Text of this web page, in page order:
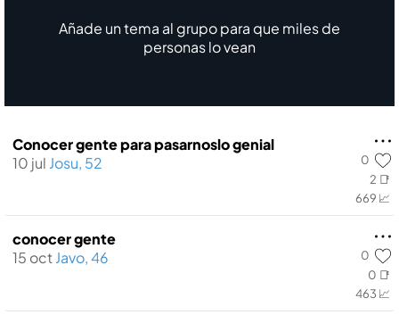
Añade un tema al grupo para que miles de
personas lo vean
0
2 📑
669 📈
Conocer gente para pasarnoslo genial
10 jul Josu, 52
0
0 📑
463 📈
conocer gente
15 oct Javo, 46